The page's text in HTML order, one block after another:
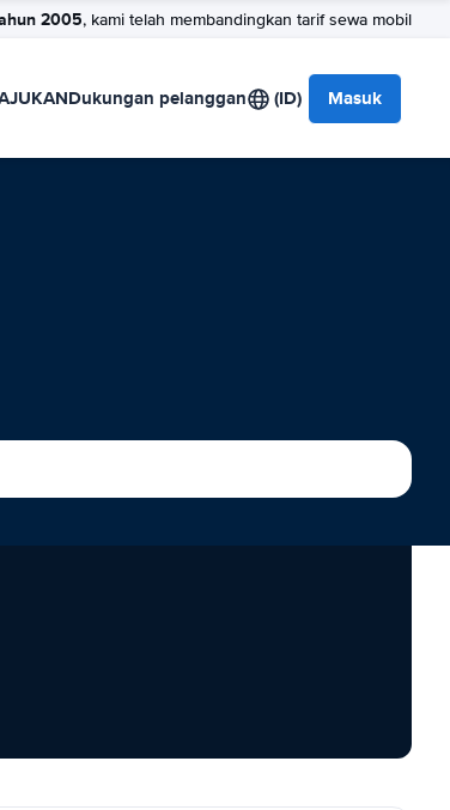
2005, kami telah membandingkan tarif sewa mobil
Dukungan pelanggan (ID) Masuk